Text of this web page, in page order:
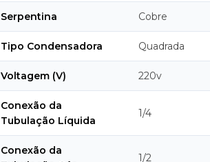
Serpentina Cobre
Tipo Condensadora Quadrada
Voltagem (V) 220v
Conexão da
Tubulação Líquida
1/4
Conexão da
1/2